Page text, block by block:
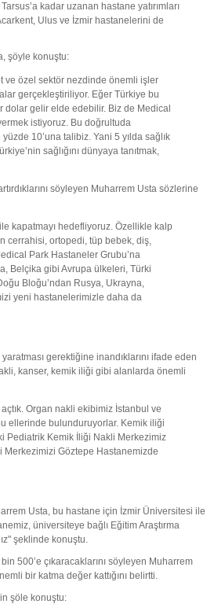
kadar uzanan hastane yatırımları
Ulus ve İzmir hastanelerini de
şöyle konuştu:
ve özel sektör nezdinde önemli işler
gerçekleştiriliyor. Eğer Türkiye bu
dolar gelir elde edebilir. Biz de Medical
istiyoruz. Bu doğrultuda
10’una talibiz. Yani 5 yılda sağlık
sağlığını dünyaya tanıtmak,
söyleyen Muharrem Usta sözlerine
kapatmayı hedefliyoruz. Özellikle kalp
cerrahisi, ortopedi, tüp bebek, diş,
Park Hastaneler Grubu’na
Belçika gibi Avrupa ülkeleri, Türki
Bloğu’ndan Rusya, Ukrayna,
yeni hastanelerimizle daha da
gerektiğine inandıklarını ifade eden
kanser, kemik iliği gibi alanlarda önemli
Organ nakli ekibimiz İstanbul ve
ellerinde bulunduruyorlar. Kemik iliği
Pediatrik Kemik İliği Nakli Merkezimiz
Merkezimizi Göztepe Hastanemizde
Usta, bu hastane için İzmir Üniversitesi ile
üniversiteye bağlı Eğitim Araştırma
şeklinde konuştu.
500’e çıkaracaklarını söyleyen Muharrem
bir katma değer kattığını belirtti.
şöle konuştu: